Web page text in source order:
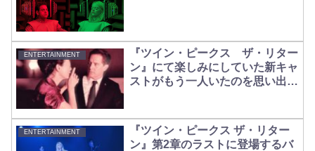
ENTERTAINMENT
『ツイン・ピークス ザ・リター
ン』にて楽しみにしていた新キャ
ストがもう一人いたのを思い出し
ENTERTAINMENT
『ツイン・ピークス ザ・リター
ン』第2章のラストに登場するバ